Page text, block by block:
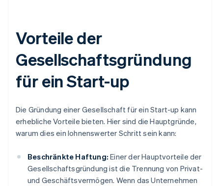
Vorteile der
Gesellschaftsgründung
für ein Start-up
Die Gründung einer Gesellschaft für ein Start-up kann
erhebliche Vorteile bieten. Hier sind die Hauptgründe,
warum dies ein lohnenswerter Schritt sein kann:
Beschränkte Haftung: Einer der Hauptvorteile der
Gesellschaftsgründung ist die Trennung von Privat-
und Geschäftsvermögen. Wenn das Unternehmen